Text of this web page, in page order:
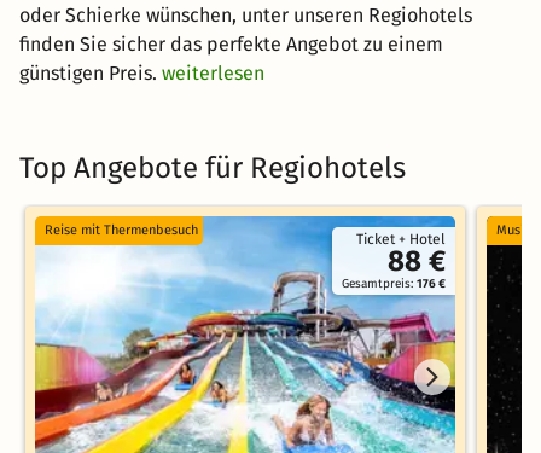
oder Schierke wünschen, unter unseren Regiohotels
finden Sie sicher das perfekte Angebot zu einem
günstigen Preis. weiterlesen
Top Angebote für Regiohotels
Ticket + Hotel
88 €
Gesamtpreis:176 €
Reise mit Thermenbesuch